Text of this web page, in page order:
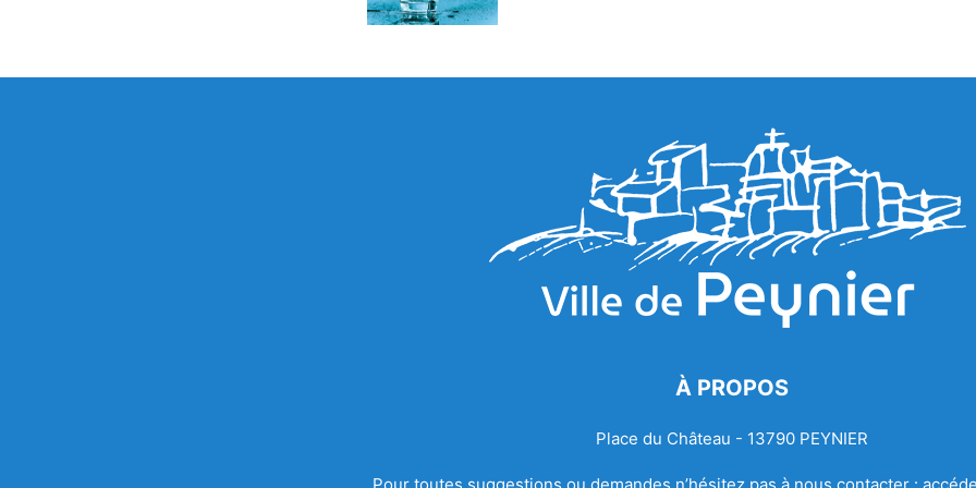
À PROPOS
Place du Château - 13790 PEYNIER
Pour toutes suggestions ou demandes n’hésitez pas à nous contacter :